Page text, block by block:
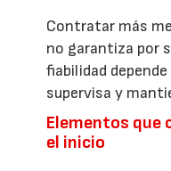
Contratar más
no garantiza por
fiabilidad
supervisa y
Elementos que
el inicio